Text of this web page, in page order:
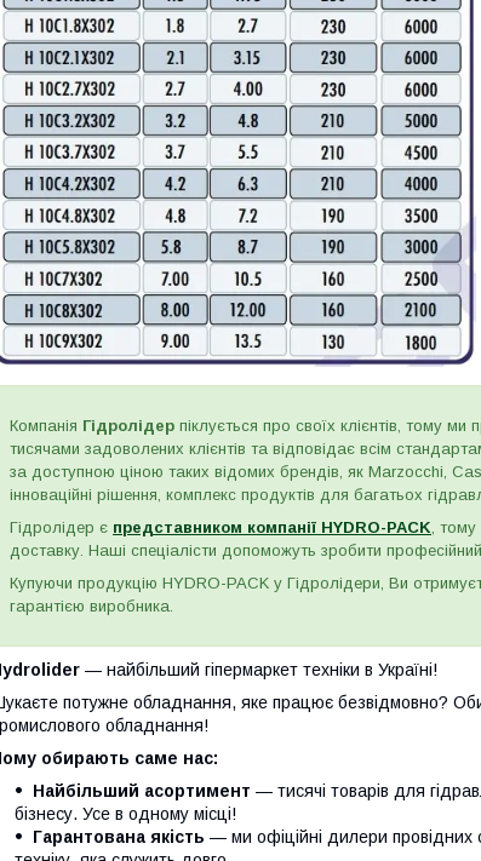
Компанія Гідролідер піклується про своїх клієнтів, тому ми
тисячами задоволених клієнтів та відповідає всім
за доступною ціною таких відомих брендів, як Marzocchi,
інноваційні рішення, комплекс продуктів для багатьох
Гідролідер є представником компанії HYDRO-PACK ,
доставку. Наші спеціалісти допоможуть зробити професійний
Купуючи продукцію HYDRO-PACK у Гідролідери, Ви
гарантією виробника.
— найбільший гіпермаркет техніки в Україні!
потужне обладнання, яке працює безвідмовно?
обладнання!
обирають саме нас:
Найбільший асортимент — тисячі товарів для
бізнесу. Усе в одному місці!
Гарантована якість — ми офіційні дилери провідних